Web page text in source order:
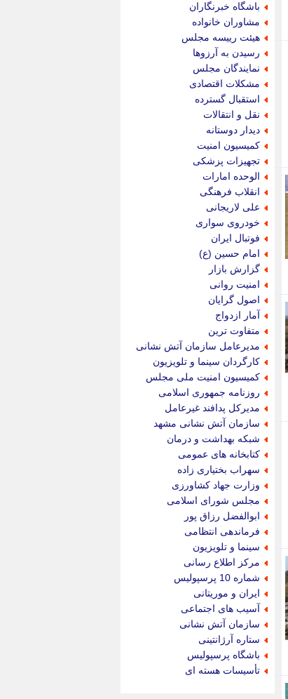
باشگاه خبرنگاران
مشاوران خانواده
هیئت رییسه مجلس
رسیدن به آرزوها
نمایندگان مجلس
مشکلات اقتصادی
استقبال گسترده
نقل و انتقالات
دیدار دوستانه
کمیسیون امنیت
تجهیزات پزشکی
الوحده امارات
انقلاب فرهنگی
علی لاریجانی
خودروی سواری
فوتبال ایران
امام حسین (ع)
گزارش بازار
امنیت روانی
اصول گرایان
آمار ازدواج
متفاوت ترین
مدیرعامل سازمان آتش نشانی
کارگردان سینما و تلویزیون
کمیسیون امنیت ملی مجلس
روزنامه جمهوری اسلامی
مدیرکل پدافند غیرعامل
سازمان آتش نشانی مشهد
شبکه بهداشت و درمان
کتابخانه های عمومی
سهراب بختیاری زاده
وزارت جهاد کشاورزی
مجلس شورای اسلامی
ابوالفضل رزاق پور
فرماندهی انتظامی
سینما و تلویزیون
مرکز اطلاع رسانی
شماره 10 پرسپولیس
ایران و موریتانی
آسیب های اجتماعی
سازمان آتش نشانی
ستاره آرژانتینی
باشگاه پرسپولیس
تأسیسات هسته ای